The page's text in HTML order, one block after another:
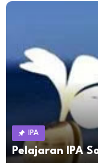
IPA
Pelajaran IPA